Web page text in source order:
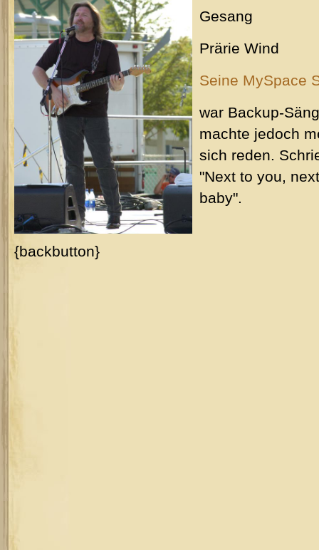
Gesang
Prärie Wind
Seine MySpace
war Backup-
machte jedoch
sich reden.
"Next to you,
baby".
{backbutton}